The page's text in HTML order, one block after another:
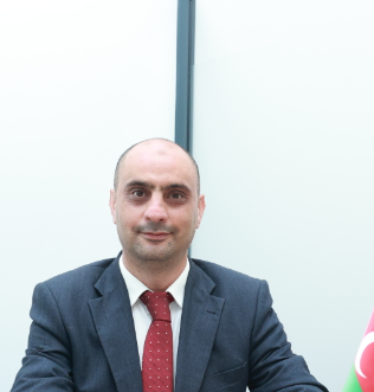
siyasətinin imperativləri
Əvəz Quliyev: “Yumşaq keçid
sayəsində aparılmış islahatın
qorunub saxlanılacaq”
Maliyyə planlaması prizmasında
büdcəyə baxış
Gülminə Məlikzadə: “Azərbaycan
Bacarıqlar Akseleratoru”
kadrların hazırlanmasını hədəfləyir”